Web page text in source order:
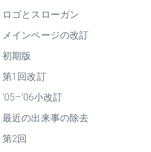
ロゴとスローガン
メインページの改訂
初期版
第1回改訂
'05–'06小改訂
最近の出来事の除去
第2回